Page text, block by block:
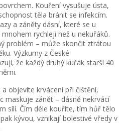
Kouření vysušuje ústa,
těla bránit se infekcím.
a záněty dásní, které se u
rychleji než u nekuřáků.
problém – může skončit ztrátou
Výzkumy z České
že každý druhý kuřák starší 40
objevíte krvácení při čištění,
maskuje zánět – dásně nekrvácí
sílí. Čím déle kouříte, tím hůř tělo
kývou, vznikají bolestivé vředy v